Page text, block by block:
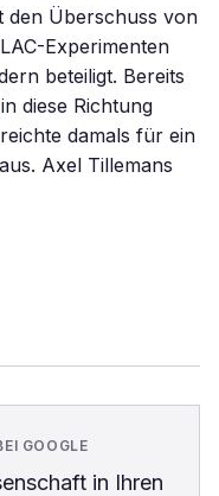
den Überschuss von
Experimenten
beteiligt. Bereits
in diese Richtung
damals für ein
Axel Tillemans
GOOGLE
in Ihren